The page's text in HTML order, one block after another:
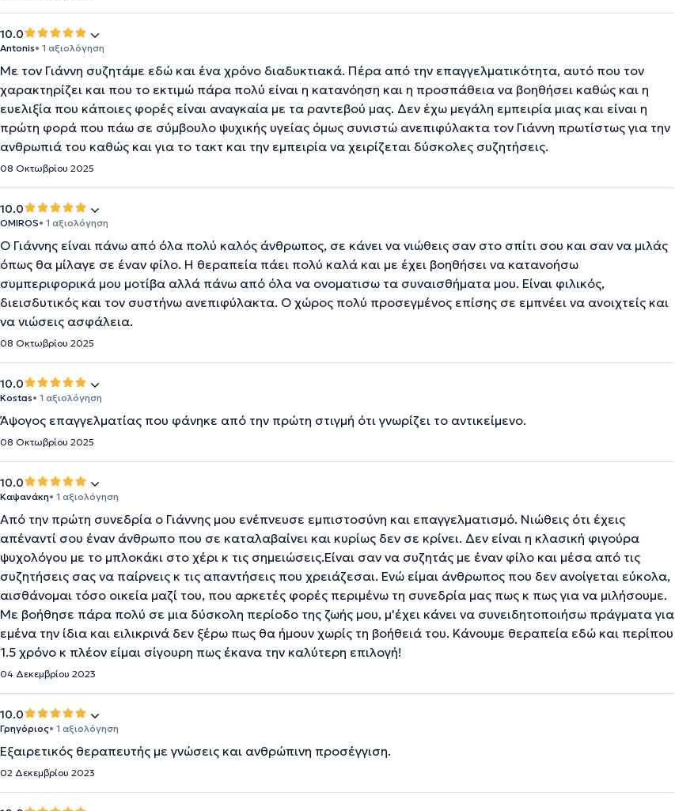
10.0
Antonis• 1 αξιολόγηση
Με τον Γιάννη συζητάμε εδώ και ένα χρόνο διαδυκτιακά. Πέρα από την επαγγελματικότητα, αυτό που τον
χαρακτηρίζει και που το εκτιμώ πάρα πολύ είναι η κατανόηση και η προσπάθεια να βοηθήσει καθώς και η
ευελιξία που κάποιες φορές είναι αναγκαία με τα ραντεβού μας. Δεν έχω μεγάλη εμπειρία μιας και είναι η
πρώτη φορά που πάω σε σύμβουλο ψυχικής υγείας όμως συνιστώ ανεπιφύλακτα τον Γιάννη πρωτίστως για την
ανθρωπιά του καθώς και για το τακτ και την εμπειρία να χειρίζεται δύσκολες συζητήσεις.
08 Οκτωβρίου 2025
10.0
OMIROS• 1 αξιολόγηση
Ο Γιάννης είναι πάνω από όλα πολύ καλός άνθρωπος, σε κάνει να νιώθεις σαν στο σπίτι σου και σαν να μιλάς
όπως θα μίλαγε σε έναν φίλο. Η θεραπεία πάει πολύ καλά και με έχει βοηθήσει να κατανοήσω
συμπεριφορικά μου μοτίβα αλλά πάνω από όλα να ονοματισω τα συναισθήματα μου. Είναι φιλικός,
διεισδυτικός και τον συστήνω ανεπιφύλακτα. Ο χώρος πολύ προσεγμένος επίσης σε εμπνέει να ανοιχτείς και
να νιώσεις ασφάλεια.
08 Οκτωβρίου 2025
10.0
Kostas• 1 αξιολόγηση
Άψογος επαγγελματίας που φάνηκε από την πρώτη στιγμή ότι γνωρίζει το αντικείμενο.
08 Οκτωβρίου 2025
10.0
Καψανάκη• 1 αξιολόγηση
Από την πρώτη συνεδρία ο Γιάννης μου ενέπνευσε εμπιστοσύνη και επαγγελματισμό. Νιώθεις ότι έχεις
απέναντί σου έναν άνθρωπο που σε καταλαβαίνει και κυρίως δεν σε κρίνει. Δεν είναι η κλασική φιγούρα
ψυχολόγου με το μπλοκάκι στο χέρι κ τις σημειώσεις.Είναι σαν να συζητάς με έναν φίλο και μέσα από τις
συζητήσεις σας να παίρνεις κ τις απαντήσεις που χρειάζεσαι. Ενώ είμαι άνθρωπος που δεν ανοίγεται εύκολα,
αισθάνομαι τόσο οικεία μαζί του, που αρκετές φορές περιμένω τη συνεδρία μας πως κ πως για να μιλήσουμε.
Με βοήθησε πάρα πολύ σε μια δύσκολη περίοδο της ζωής μου, μ'έχει κάνει να συνειδητοποιήσω πράγματα για
εμένα την ίδια και ειλικρινά δεν ξέρω πως θα ήμουν χωρίς τη βοήθειά του. Κάνουμε θεραπεία εδώ και περίπου
1.5 χρόνο κ πλέον είμαι σίγουρη πως έκανα την καλύτερη επιλογή!
04 Δεκεμβρίου 2023
10.0
Γρηγόριος• 1 αξιολόγηση
Εξαιρετικός θεραπευτής με γνώσεις και ανθρώπινη προσέγγιση.
02 Δεκεμβρίου 2023